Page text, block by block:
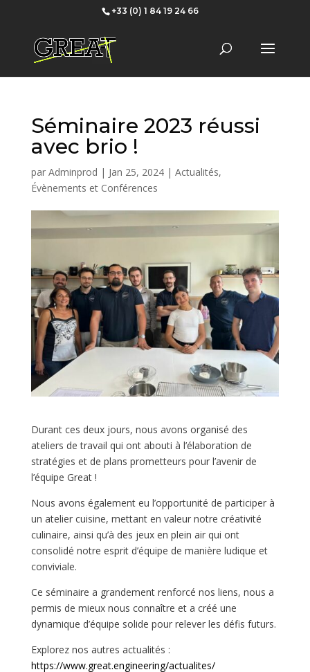
+33 (0) 1 84 19 24 66
Séminaire 2023 réussi
avec brio !
par Adminprod | Jan 25, 2024| Actualités,
Évènements et Conférences
Durant ces deux jours, nous avons organisé des
ateliers de travail qui ont abouti à l’élaboration de
stratégies et de plans prometteurs pour l’avenir de
l’équipe Great !
Nous avons également eu l’opportunité de participer à
un atelier cuisine, mettant en valeur notre créativité
culinaire, ainsi qu’à des jeux en plein air qui ont
consolidé notre esprit d’équipe de manière ludique et
conviviale.
Ce séminaire a grandement renforcé nos liens, nous a
permis de mieux nous connaître et a créé une
dynamique d’équipe solide pour relever les défis futurs.
Explorez nos autres actualités :
https://www.great.engineering/actualites/